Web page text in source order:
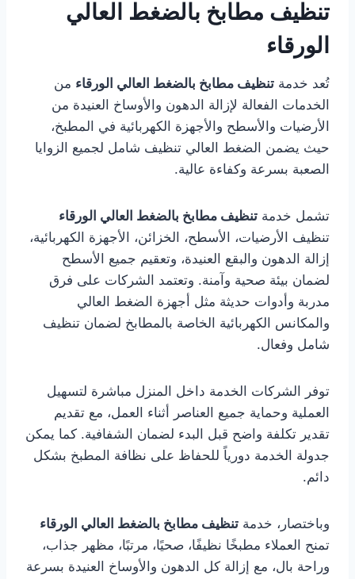
تنظيف مطابخ بالضغط العالي
الورقاء
تُعد خدمة تنظيف مطابخ بالضغط العالي الورقاء من
الخدمات الفعالة لإزالة الدهون والأوساخ العنيدة من
الأرضيات والأسطح والأجهزة الكهربائية في المطبخ،
حيث يضمن الضغط العالي تنظيف شامل لجميع الزوايا
الصعبة بسرعة وكفاءة عالية.
تشمل خدمة تنظيف مطابخ بالضغط العالي الورقاء
تنظيف الأرضيات، الأسطح، الخزائن، الأجهزة الكهربائية،
إزالة الدهون والبقع العنيدة، وتعقيم جميع الأسطح
لضمان بيئة صحية وآمنة. وتعتمد الشركات على فرق
مدربة وأدوات حديثة مثل أجهزة الضغط العالي
والمكانس الكهربائية الخاصة بالمطابخ لضمان تنظيف
شامل وفعال.
توفر الشركات الخدمة داخل المنزل مباشرة لتسهيل
العملية وحماية جميع العناصر أثناء العمل، مع تقديم
تقدير تكلفة واضح قبل البدء لضمان الشفافية. كما يمكن
جدولة الخدمة دورياً للحفاظ على نظافة المطبخ بشكل
دائم.
وباختصار، خدمة تنظيف مطابخ بالضغط العالي الورقاء
تمنح العملاء مطبخًا نظيفًا، صحيًا، مرتبًا، مظهر جذاب،
وراحة بال، مع إزالة كل الدهون والأوساخ العنيدة بسرعة